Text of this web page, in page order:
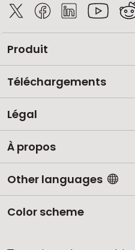
Produit
Téléchargements
Légal
À propos
Other languages
Color scheme